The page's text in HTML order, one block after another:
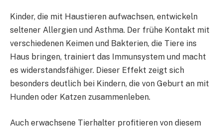
Kinder, die mit Haustieren aufwachsen, entwickeln
seltener Allergien und Asthma. Der frühe Kontakt mit
verschiedenen Keimen und Bakterien, die Tiere ins
Haus bringen, trainiert das Immunsystem und macht
es widerstandsfähiger. Dieser Effekt zeigt sich
besonders deutlich bei Kindern, die von Geburt an mit
Hunden oder Katzen zusammenleben.
Auch erwachsene Tierhalter profitieren von diesem